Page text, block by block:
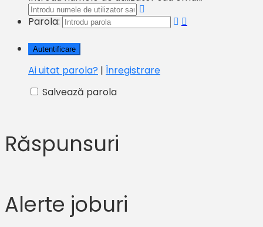
Parola:
Ai uitat parola? | Înregistrare
Salvează parola
Răspunsuri
Alerte joburi